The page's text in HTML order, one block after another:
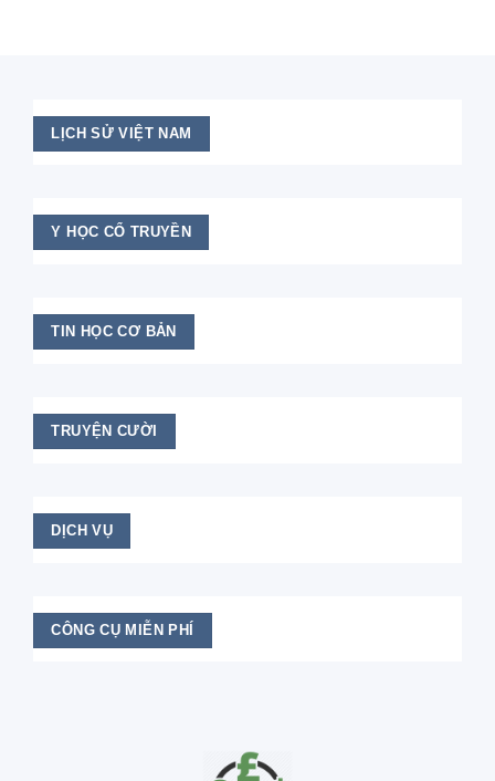
LỊCH SỬ VIỆT NAM
Y HỌC CỔ TRUYỀN
TIN HỌC CƠ BẢN
TRUYỆN CƯỜI
DỊCH VỤ
CÔNG CỤ MIỄN PHÍ